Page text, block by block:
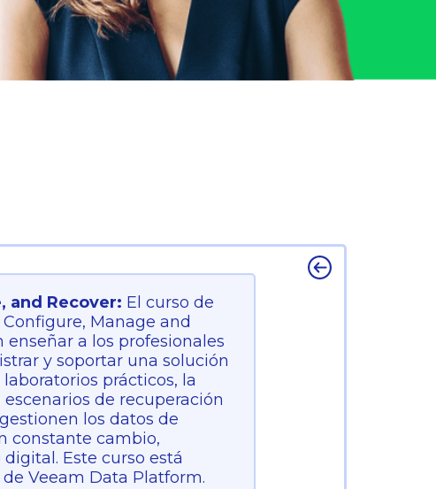
and Recover: El curso de
Manage and
a los profesionales
y soportar una solución
prácticos, la
de recuperación
los datos de
constante cambio,
Este curso está
Veeam Data Platform.